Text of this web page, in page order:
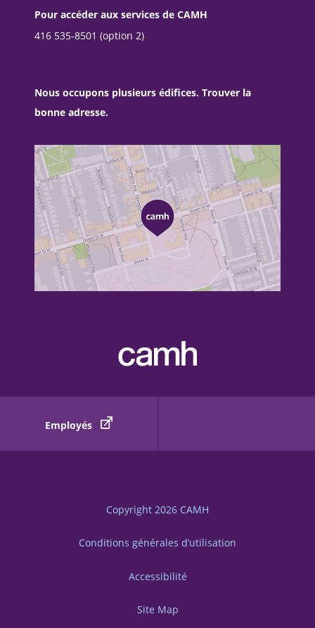
Pour accéder aux services de CAMH
416 535-8501 (option 2)
Nous occupons plusieurs édifices. Trouver la
bonne adresse.
Employés
Copyright 2026 CAMH
Conditions générales d’utilisation
Accessibilité
Site Map